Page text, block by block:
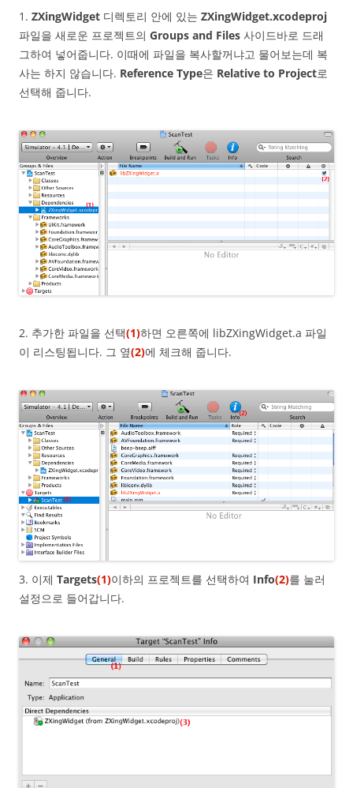
1. ZXingWidget 디렉토리 안에 있는 ZXingWidget.xcodeproj
파일을 새로운 프로젝트의 Groups and Files 사이드바로 드래
그하여 넣어줍니다. 이때에 파일을 복사할꺼냐고 물어보는데 복
사는 하지 않습니다. Reference Type은 Relative to Project로
선택해 줍니다.
2. 추가한 파일을 선택(1)하면 오른쪽에 libZXingWidget.a 파일
이 리스팅됩니다. 그 옆(2)에 체크해 줍니다.
3. 이제 Targets(1)이하의 프로젝트를 선택하여 Info(2)를 눌러
설정으로 들어갑니다.